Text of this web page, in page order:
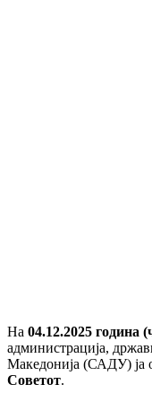
На 04.12.2025 година
администрација,
Македонија (САДУ) ја
Советот.